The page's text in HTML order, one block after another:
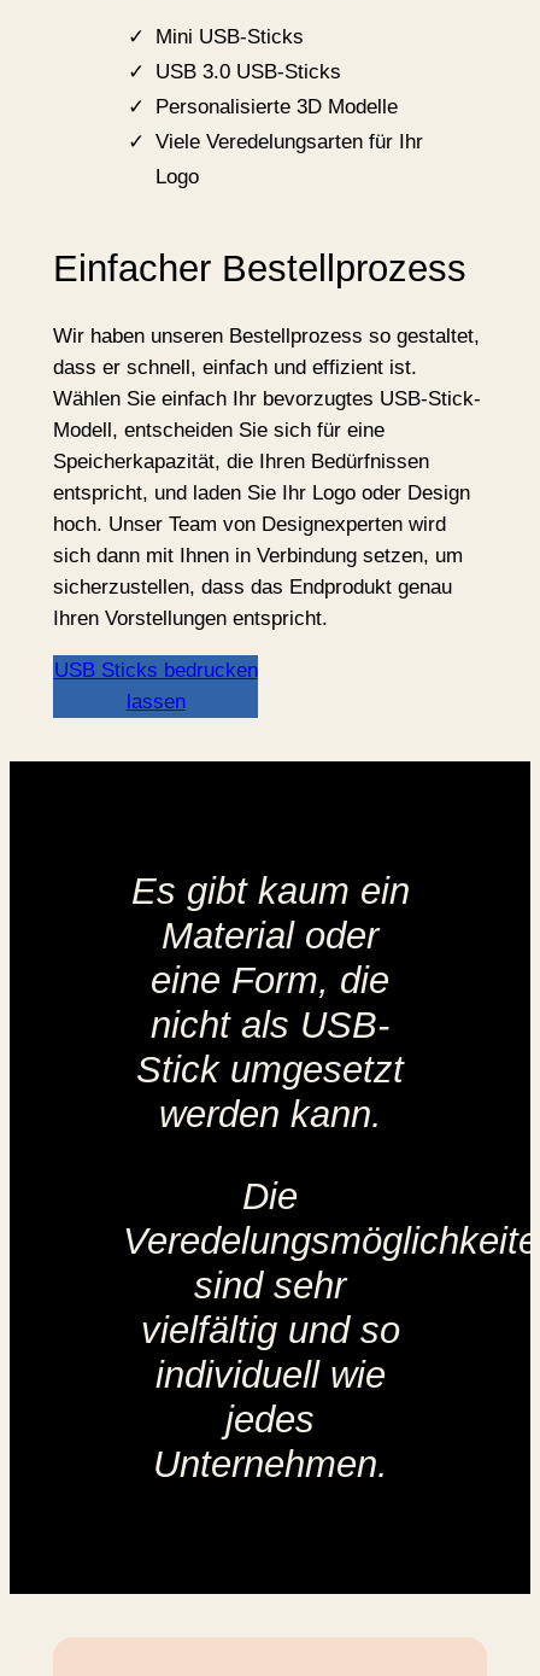
Mini USB-Sticks
USB 3.0 USB-Sticks
Personalisierte 3D Modelle
Viele Veredelungsarten für Ihr
Logo
Einfacher Bestellprozess
Wir haben unseren Bestellprozess so gestaltet,
dass er schnell, einfach und effizient ist.
Wählen Sie einfach Ihr bevorzugtes USB-Stick-
Modell, entscheiden Sie sich für eine
Speicherkapazität, die Ihren Bedürfnissen
entspricht, und laden Sie Ihr Logo oder Design
hoch. Unser Team von Designexperten wird
sich dann mit Ihnen in Verbindung setzen, um
sicherzustellen, dass das Endprodukt genau
Ihren Vorstellungen entspricht.
USB Sticks bedrucken
lassen
Es gibt kaum ein
Material oder
eine Form, die
nicht als USB-
Stick umgesetzt
werden kann.
Die
sind sehr
vielfältig und so
individuell wie
jedes
Unternehmen.